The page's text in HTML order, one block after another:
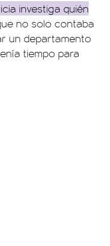
investiga quién
no solo contaba
un departamento
tiempo para